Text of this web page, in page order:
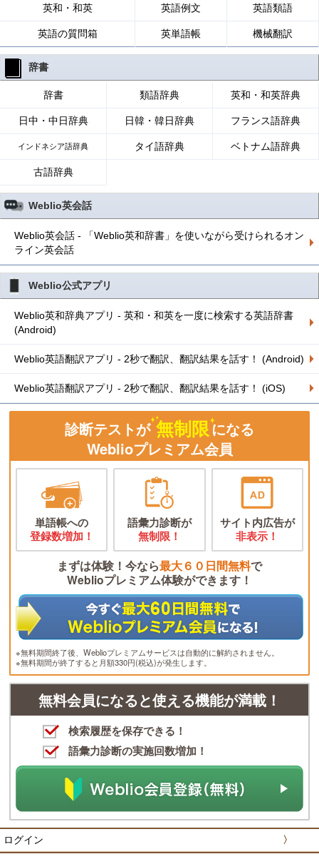
英和・和英 英語例文 英語類語
英語の質問箱 英単語帳 機械翻訳
辞書
辞書 類語辞典 英和・和英辞典
日中・中日辞典 日韓・韓日辞典 フランス語辞典
インドネシア語辞典 タイ語辞典 ベトナム語辞典
古語辞典
Weblio英会話
Weblio英会話 - 「Weblio英和辞書」を使いながら受けられるオン
ライン英会話
Weblio公式アプリ
Weblio英和辞典アプリ - 英和・和英を一度に検索する英語辞書
(Android)
Weblio英語翻訳アプリ - 2秒で翻訳、翻訳結果を話す！ (Android)
Weblio英語翻訳アプリ - 2秒で翻訳、翻訳結果を話す！ (iOS)
診断テストが 無制限になる
Weblioプレミアム会員
単語帳への
登録数増加！
語彙力診断が
無制限！
サイト内広告が
非表示！
まずは体験！今なら最大６０日間無料で
Weblioプレミアム体験ができます！
※無料期間終了後、Weblioプレミアムサービスは自動的に解約されません。
※無料期間が終了すると月額330円(税込)が発生します。
無料会員になると使える機能が満載！
検索履歴を保存できる！
語彙力診断の実施回数増加！
ログイン 〉